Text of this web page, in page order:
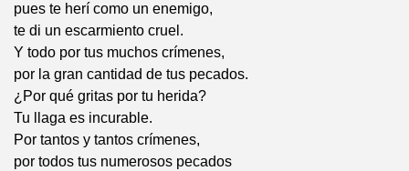
pues te herí como un enemigo,
te di un escarmiento cruel.
Y todo por tus muchos crímenes,
por la gran cantidad de tus pecados.
¿Por qué gritas por tu herida?
Tu llaga es incurable.
Por tantos y tantos crímenes,
por todos tus numerosos pecados